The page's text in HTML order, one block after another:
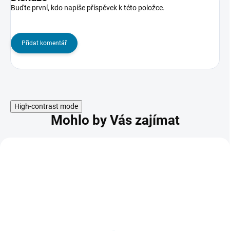
Buďte první, kdo napíše příspěvek k této položce.
Přidat komentář
High-contrast mode
Mohlo by Vás zajímat